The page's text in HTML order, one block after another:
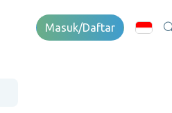
Masuk/Daftar